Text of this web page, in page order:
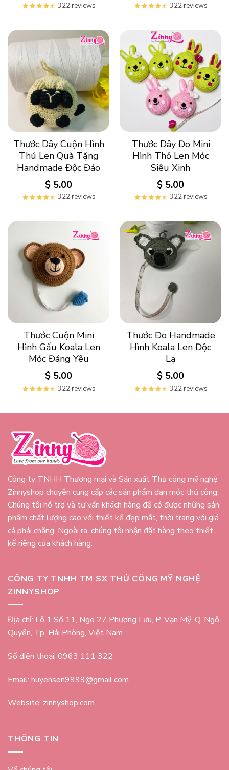
322 reviews 322 reviews
Thước Dây Cuộn Hình
Thú Len Quà Tặng
Handmade Độc Đáo
$ 5.00
322 reviews
Thước Dây Đo Mini
Hình Thỏ Len Móc
Siêu Xinh
$ 5.00
322 reviews
Thước Cuộn Mini
Hình Gấu Koala Len
Móc Đáng Yêu
$ 5.00
322 reviews
Thước Đo Handmade
Hình Koala Len Độc
Lạ
$ 5.00
322 reviews
Công ty TNHH Thương mại và Sản xuất Thủ công mỹ nghệ
Zinnyshop chuyên cung cấp các sản phẩm đan móc thủ công.
Chúng tôi hỗ trợ và tư vấn khách hàng để có được những sản
phẩm chất lượng cao với thiết kế đẹp mắt, thời trang với giá
cả phải chăng. Ngoài ra, chúng tôi nhận đặt hàng theo thiết
kế riêng của khách hàng.
CÔNG TY TNHH TM SX THỦ CÔNG MỸ NGHỆ
ZINNYSHOP
Địa chỉ: Lô 1 Số 11, Ngõ 27 Phương Lưu, P. Vạn Mỹ, Q. Ngô
Quyền, Tp. Hải Phòng, Việt Nam
Số điện thoại: 0963 111 322
Email: huyenson9999@gmail.com
Website: zinnyshop.com
THÔNG TIN